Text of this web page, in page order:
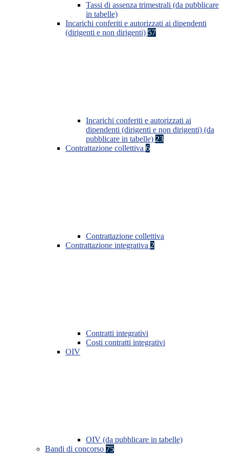
Tassi di assenza trimestrali (da pubblicare
in tabelle)
Incarichi conferiti e autorizzati ai dipendenti
(dirigenti e non dirigenti) 57
Incarichi conferiti e autorizzati ai
dipendenti (dirigenti e non dirigenti) (da
pubblicare in tabelle) 23
Contrattazione collettiva 6
Contrattazione collettiva
Contrattazione integrativa 2
Contratti integrativi
Costi contratti integrativi
OIV
OIV (da pubblicare in tabelle)
Bandi di concorso 75